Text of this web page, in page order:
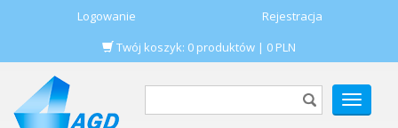
Logowanie
Rejestracja
Twój koszyk: 0 produktów | 0 PLN
POKAŻ
MENU